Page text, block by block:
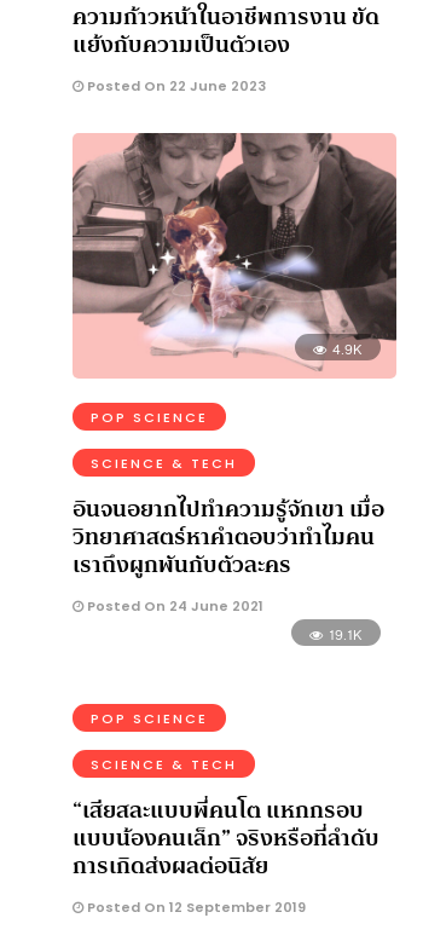
ความก้าวหน้าในอาชีพการงาน ขัด
แย้งกับความเป็นตัวเอง
Posted On 22 June 2023
4.9K
POP SCIENCE
SCIENCE & TECH
อินจนอยากไปทำความรู้จักเขา เมื่อ
วิทยาศาสตร์หาคำตอบว่าทำไมคน
เราถึงผูกพันกับตัวละคร
Posted On 24 June 2021
19.1K
POP SCIENCE
SCIENCE & TECH
“เสียสละแบบพี่คนโต แหกกรอบ
แบบน้องคนเล็ก” จริงหรือที่ลำดับ
การเกิดส่งผลต่อนิสัย
Posted On 12 September 2019